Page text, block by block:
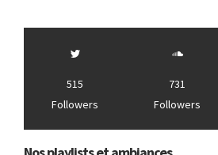
515
Followers
731
Followers